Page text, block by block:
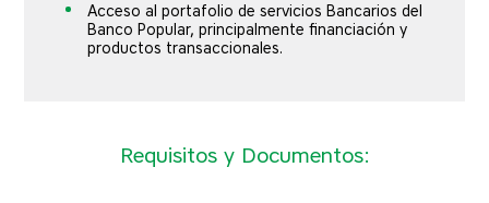
Acceso al portafolio de servicios Bancarios del
Banco Popular, principalmente financiación y
productos transaccionales.
Requisitos y Documentos: